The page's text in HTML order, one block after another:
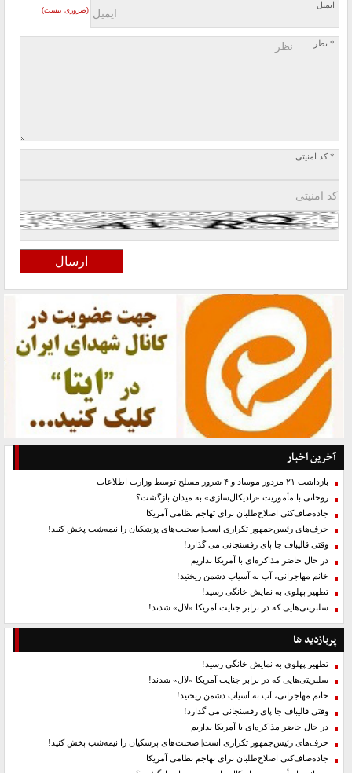
ایمیل
(ضروری نیست)
* نظر
* کد امنیتی
آخرین اخبار
بازداشت ۲۱ مزدور موساد و ۴ شرور مسلح توسط وزارت اطلاعات
روحانی با مأموریت «رادیکال‌سازی» به میدان بازگشت؟
جاده‌صاف‌کنی اصلاح‌طلبان برای تهاجم نظامی آمریکا
حرف‌های رئیس‌جمهور تکراری است| صحبت‌های پزشکیان را نیمه‌شب پخش کنید!
وقتی قالیباف جا پای رفسنجانی می گذارد!
در حال حاضر مذاکره‌ای با آمریکا نداریم
خانم مهاجرانی، آب به آسیاب دشمن ریختید!
تطهیر پهلوی به نمایش خانگی رسید!
سلبریتی‌هایی که در برابر جنایت آمریکا «لال» شدند!
پربازدید ها
تطهیر پهلوی به نمایش خانگی رسید!
سلبریتی‌هایی که در برابر جنایت آمریکا «لال» شدند!
خانم مهاجرانی، آب به آسیاب دشمن ریختید!
وقتی قالیباف جا پای رفسنجانی می گذارد!
در حال حاضر مذاکره‌ای با آمریکا نداریم
حرف‌های رئیس‌جمهور تکراری است| صحبت‌های پزشکیان را نیمه‌شب پخش کنید!
جاده‌صاف‌کنی اصلاح‌طلبان برای تهاجم نظامی آمریکا